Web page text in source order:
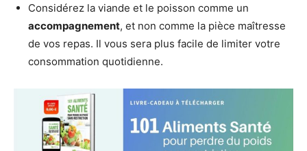
Considérez la viande et le poisson comme un
accompagnement, et non comme la pièce maîtresse
de vos repas. Il vous sera plus facile de limiter votre
consommation quotidienne.